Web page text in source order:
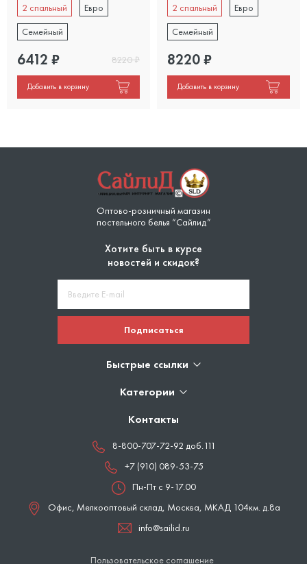
2 спальный
Евро
Семейный
6412 ₽ 8220₽
Добавить в корзину
2 спальный
Евро
Семейный
8220₽
Добавить в корзину
Оптово-розничный магазин
постельного белья “Сайлид”
Хотите быть в курсе
новостей и скидок?
Подписаться
Быстрые ссылки
Категории
Контакты
8-800-707-72-92 доб.111
+7 (910) 089-53-75
Пн-Пт с 9-17.00
Офис, Мелкооптовый склад, Москва, МКАД 104км. д.8а
info@sailid.ru
Пользовательское соглашение